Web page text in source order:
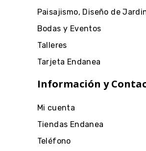
Paisajismo, Diseño de
Bodas y Eventos
Talleres
Tarjeta Endanea
Información y
Mi cuenta
Tiendas Endanea
Teléfono